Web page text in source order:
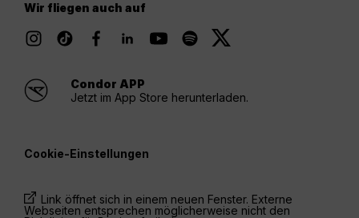
Wir fliegen auch auf
Condor APP
Jetzt im App Store herunterladen.
Cookie-Einstellungen
Link öffnet sich in einem neuen Fenster. Externe
Webseiten entsprechen möglicherweise nicht den